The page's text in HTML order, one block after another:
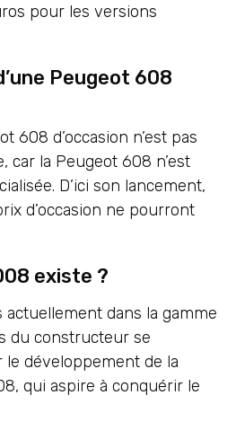
pour les versions
Peugeot 608
608 d’occasion n’est pas
car la Peugeot 608 n’est
D’ici son lancement,
d’occasion ne pourront
existe ?
actuellement dans la gamme
du constructeur se
développement de la
qui aspire à conquérir le